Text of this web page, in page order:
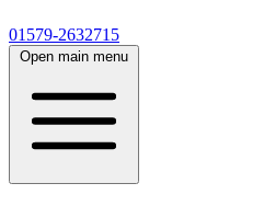
01579-2632715
Open main menu